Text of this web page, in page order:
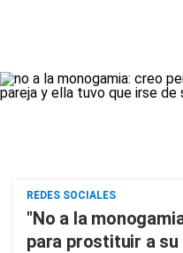
REDES SOCIALES
"No a la
para prostituir a su